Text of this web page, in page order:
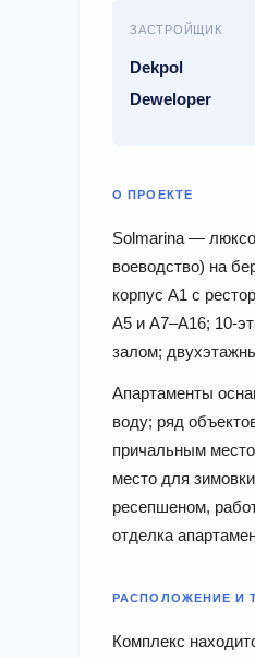
ЗАСТРОЙЩИК
Dekpol
Deweloper
О ПРОЕКТЕ
Solmarina —
воеводство) на
корпус A1 с
A5 и A7–A16; 10-
залом;
Апартаменты
воду; ряд
причальным
место для
ресепшеном,
отделка
РАСПОЛОЖЕНИЕ И
Комплекс